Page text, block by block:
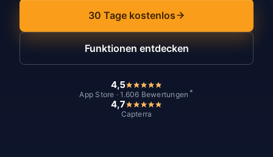
30 Tage kostenlos
Funktionen entdecken
4,5
App Store · 1.606 Bewertungen *
4,7
Capterra